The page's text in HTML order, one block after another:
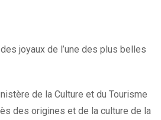
joyaux de l’une des plus belles
de la Culture et du Tourisme
des origines et de la culture de la